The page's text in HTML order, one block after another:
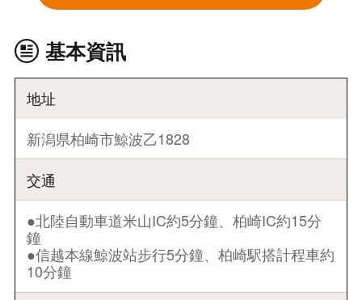
基本資訊
地址
新潟県柏崎市鯨波乙1828
交通
●北陸自動車道米山IC約5分鐘、柏崎IC約15分
鐘
●信越本線鯨波站步行5分鐘、柏崎駅搭計程車約
10分鐘